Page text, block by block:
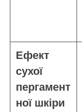
Ефект
сухої
пергамент
ної шкіри